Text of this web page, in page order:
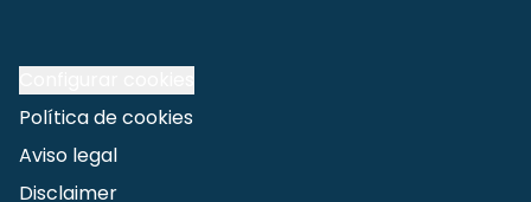
Política de cookies
Aviso legal
Disclaimer